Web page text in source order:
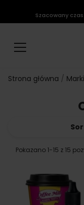
Szacowany
Strona główna Marki
Pokazano 1-15 z 15